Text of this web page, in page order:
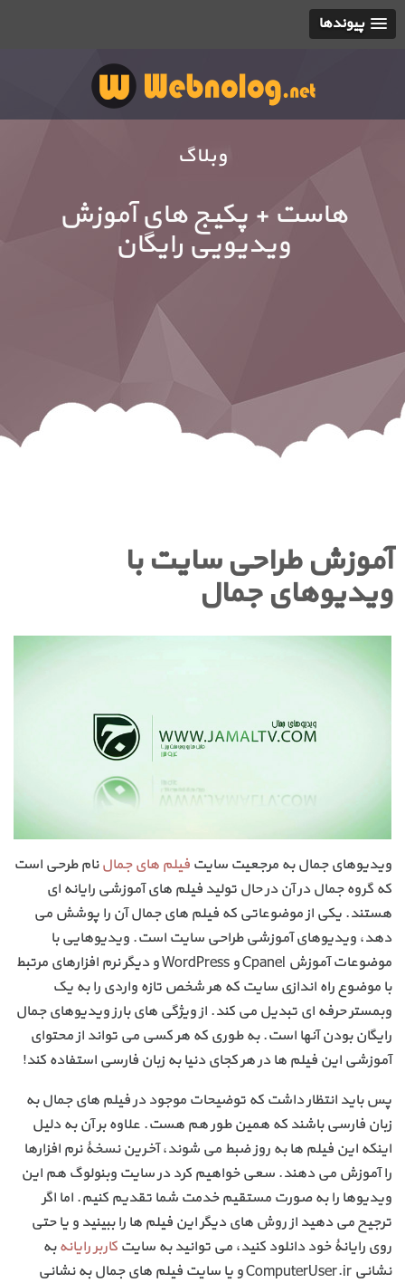
پیوندها
وبلاگ
هاست + پکیج های آموزش
ویدیویی رایگان
آموزش طراحی سایت با
ویدیوهای جمال
ویدیوهای جمال به مرجعیت سایت فیلم های جمالنام طرحی است
که گروه جمال در آن در حال تولید فیلم های آموزشی رایانه ای
هستند. یکی از موضوعاتی که فیلم های جمال آن را پوشش می
دهد، ویدیوهای آموزشی طراحی سایت است. ویدیوهایی با
موضوعات آموزش Cpanel و WordPress و دیگر نرم افزارهای مرتبط
با موضوع راه اندازی سایت که هر شخص تازه واردی را به یک
وبمستر حرفه ای تبدیل می کند. از ویژگی های بارز ویدیوهای جمال
رایگان بودن آنها است. به طوری که هر کسی می تواند از محتوای
آموزشی این فیلم ها در هر کجای دنیا به زبان فارسی استفاده کند!
پس باید انتظار داشت که توضیحات موجود در فیلم های جمال به
زبان فارسی باشند که همین طور هم هست. علاوه بر آن به دلیل
اینکه این فیلم ها به روز ضبط می شوند، آخرین نسخۀ نرم افزارها
را آموزش می دهند. سعی خواهیم کرد در سایت وبنولوگ هم این
ویدیوها را به صورت مستقیم خدمت شما تقدیم کنیم. اما اگر
ترجیح می دهید از روش های دیگر این فیلم ها را ببینید و یا حتی
روی رایانۀ خود دانلود کنید، می توانید به سایت کاربر رایانهبه
نشانی ComputerUser.ir و یا سایت فیلم های جمال به نشانی